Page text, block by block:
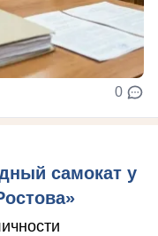
0
самокат у